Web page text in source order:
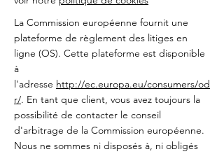
La Commission européenne fournit une
plateforme de règlement des litiges en
ligne (OS). Cette plateforme est disponible
à
l'adresse http://ec.europa.eu/consumers/od
r/. En tant que client, vous avez toujours la
possibilité de contacter le conseil
d'arbitrage de la Commission européenne.
Nous ne sommes ni disposés à, ni obligés